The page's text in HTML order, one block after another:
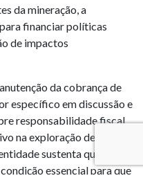
da mineração, a
financiar políticas
de impactos
da cobrança de
específico em discussão e
responsabilidade fiscal,
na exploração de
sustenta que o
essencial para que